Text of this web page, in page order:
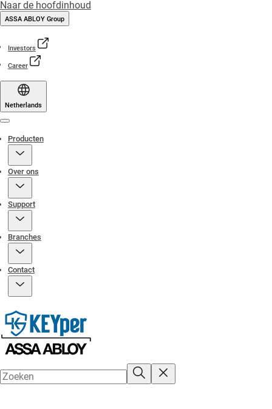
Naar de hoofdinhoud
ASSA ABLOY Group
Investors
Career
Netherlands
Producten
Over ons
Support
Branches
Contact